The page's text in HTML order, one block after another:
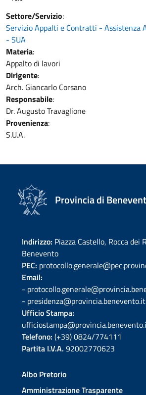
Settore/Servizio:
Servizio Appalti e Contratti - Assistenza
- SUA
Materia:
Appalto di lavori
Dirigente:
Arch. Giancarlo Corsano
Responsabile:
Dr. Augusto Travaglione
Provenienza:
S.U.A.
Provincia di
Indirizzo: Piazza Castello, Rocca
Benevento
PEC:
Email:
-
- presidenza@provincia.benevento.it
Ufficio Stampa:
Telefono: (+39) 0824/774111
Partita I.V.A. 92002770623
Albo Pretorio
Amministrazione Trasparente